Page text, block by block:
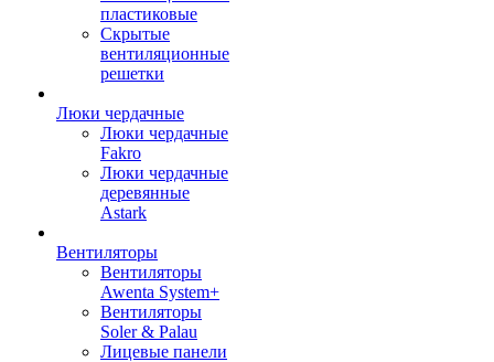
пластиковые
Скрытые
вентиляционные
решетки
Люки чердачные
Люки чердачные
Fakro
Люки чердачные
деревянные
Astark
Вентиляторы
Вентиляторы
Awenta System+
Вентиляторы
Soler & Palau
Лицевые панели